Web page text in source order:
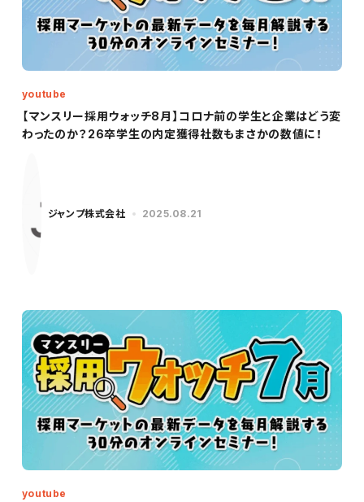
【マンスリー採用ウォッチ8月】コロナ前の学生と企業はどう変
わったのか？26卒学生の内定獲得社数もまさかの数値に！
youtube
ジャンプ株式会社 2025.08.21
youtube